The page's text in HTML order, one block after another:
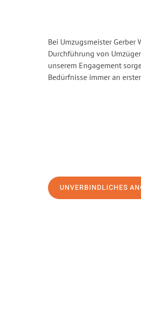
Bei Umzugsmeister
Durchführung von
unserem Engagement
Bedürfnisse immer an
UNVERBINDLICHES